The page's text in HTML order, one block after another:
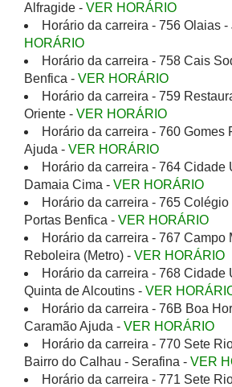
Alfragide - VER HORÁRIO
Horário da carreira - 756 Olaias
HORÁRIO
Horário da carreira - 758 Cais
Benfica - VER HORÁRIO
Horário da carreira - 759
Oriente - VER HORÁRIO
Horário da carreira - 760 Gomes
Ajuda - VER HORÁRIO
Horário da carreira - 764 Cidade
Damaia Cima - VER HORÁRIO
Horário da carreira - 765 Colégio
Portas Benfica - VER HORÁRIO
Horário da carreira - 767 Campo
Reboleira (Metro) - VER HORÁRIO
Horário da carreira - 768 Cidade
Quinta de Alcoutins - VER
Horário da carreira - 76B Boa
Caramão Ajuda - VER HORÁRIO
Horário da carreira - 770 Sete
Bairro do Calhau - Serafina - VER
Horário da carreira - 771 Sete